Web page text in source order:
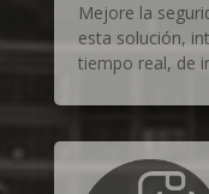
Mejore la
esta solución,
tiempo real, de